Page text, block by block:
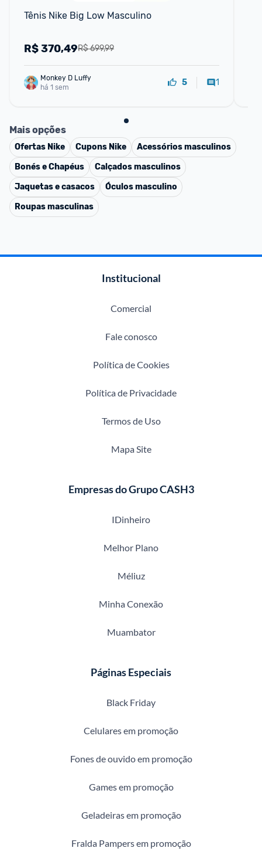
Tênis Nike Big Low Masculino
R$ 699,99
R$370,49
Monkey D Luffy
há 1 sem
5 1
Mais opções
Ofertas Nike Cupons Nike
Acessórios masculinos
Bonés e Chapéus
Calçados masculinos
Jaquetas e casacos
Óculos masculino
Roupas masculinas
Institucional
Comercial
Fale conosco
Política de Cookies
Política de Privacidade
Termos de Uso
Mapa Site
Empresas do Grupo CASH3
IDinheiro
Melhor Plano
Méliuz
Minha Conexão
Muambator
Páginas Especiais
Black Friday
Celulares em promoção
Fones de ouvido em promoção
Games em promoção
Geladeiras em promoção
Fralda Pampers em promoção